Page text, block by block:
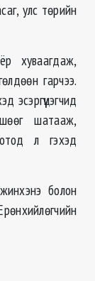
улс төрийн
хуваагдаж,
гарчээ.
шатааж,
л гэхэд
болон